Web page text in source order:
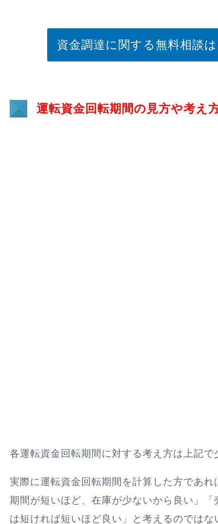
資金調達に関する無料相談
運転資金回転期間の見方や考え
各運転資金回転期間に対する考え方は上記で
実際に運転資金回転期間を計算した方であれ
期間が短いほど、在庫が少ないから良い」「
は短ければ短いほど良い」と考えるのではな